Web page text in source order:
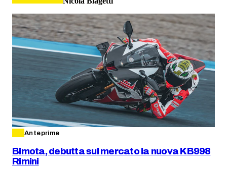
Anteprime
Bimota, debutta sul mercato la nuova KB998
Rimini